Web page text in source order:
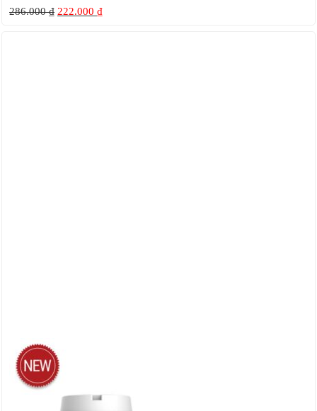
286.000₫ 222.000 ₫